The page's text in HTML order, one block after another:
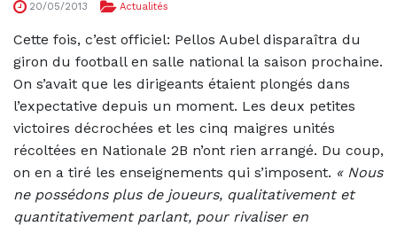
20/05/2013 Actualités
Cette fois, c’est officiel: Pellos Aubel disparaîtra du
giron du football en salle national la saison prochaine.
On s’avait que les dirigeants étaient plongés dans
l’expectative depuis un moment. Les deux petites
victoires décrochées et les cinq maigres unités
récoltées en Nationale 2B n’ont rien arrangé. Du coup,
on en a tiré les enseignements qui s’imposent. « Nous
ne possédons plus de joueurs, qualitativement et
quantitativement parlant, pour rivaliser en